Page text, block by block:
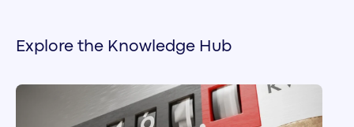
Explore the Knowledge Hub